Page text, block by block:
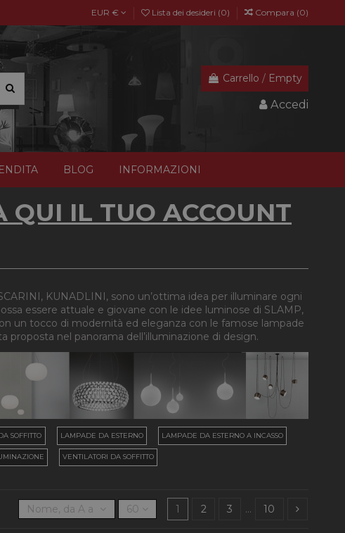
EUR € Lista dei desideri (0) Compara (0)
Carrello / Empty
Accedi
BLOG INFORMAZIONI
QUI IL TUO ACCOUNT
KUNADLINI, sono un’ottima idea per illuminare ogni
essere attuale e giovane con le idee luminose di SLAMP,
un tocco di modernità ed eleganza con le famose lampade
proposta nel panorama dell’illuminazione di design.
SOFFITTO LAMPADE DA ESTERNO LAMPADE DA ESTERNO A INCASSO
VENTILATORI DA SOFFITTO
Nome, da A a Z 60 1 2 3 … 10